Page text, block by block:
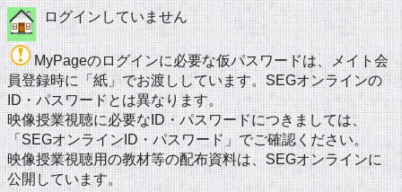
ログインしていません
MyPageのログインに必要な仮パスワードは、メイト会
員登録時に「紙」でお渡ししています。SEGオンラインの
ID・パスワードとは異なります。
映像授業視聴に必要なID・パスワードにつきましては、
「SEGオンラインID・パスワード」でご確認ください。
映像授業視聴用の教材等の配布資料は、SEGオンラインに
公開しています。